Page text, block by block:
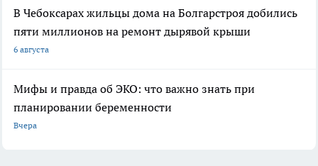
В Чебоксарах жильцы дома на Болгарстроя добились
пяти миллионов на ремонт дырявой крыши
6 августа
Мифы и правда об ЭКО: что важно знать при
планировании беременности
Вчера